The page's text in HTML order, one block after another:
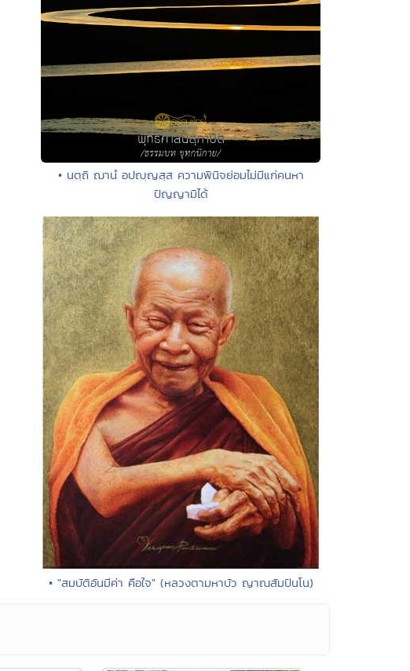
• นตฺถิ ฌานํ อปญฺญสฺส ความพินิจย่อมไม่มีแก่คนหา
ปัญญามิได้
• "สมบัติอันมีค่า คือใจ" (หลวงตามหาบัว ญาณสัมปันโน)